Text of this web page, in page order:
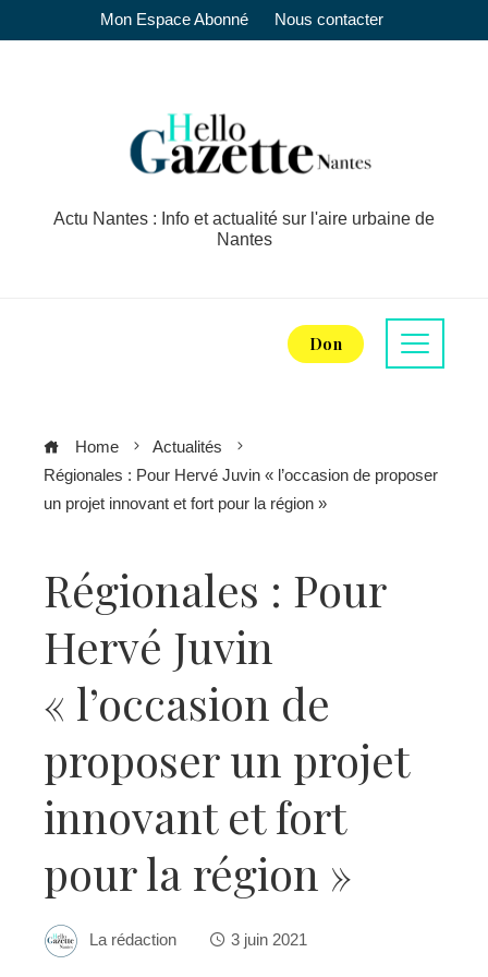
Mon Espace Abonné Nous contacter
Actu Nantes : Info et actualité sur l'aire urbaine de
Nantes
Don
Home
Actualités
Régionales : Pour Hervé Juvin « l’occasion de proposer
un projet innovant et fort pour la région »
Régionales : Pour
Hervé Juvin
« l’occasion de
proposer un projet
innovant et fort
pour la région »
La rédaction 3 juin 2021